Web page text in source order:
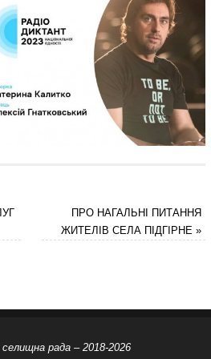
ПРО НАГАЛЬНІ ПИТАННЯ
ЖИТЕЛІВ СЕЛА ПІДГІРНЕ»
селищна рада – 2018-2026